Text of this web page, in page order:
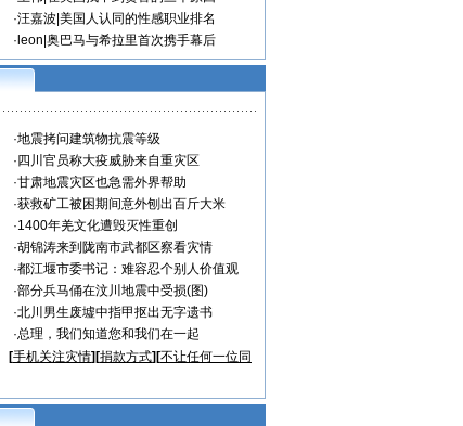
·汪嘉波 美国人认同的性感职业排名
· leon 奥巴马与希拉里首次携手幕后
·地震拷问建筑物抗震等级
· 四川官员称大疫威胁来自重灾区
·甘肃地震灾区也急需外界帮助
·获救矿工被困期间意外刨出百斤大米
·1400年羌文化遭毁灭性重创
·胡锦涛来到陇南市武都区察看灾情
·都江堰市委书记：难容忍个别人价值观
·部分兵马俑在汶川地震中受损(图)
·北川男生废墟中指甲抠出无字遗书
·总理，我们知道您和我们在一起
[手机关注灾情][捐款方式][不让任何一位同